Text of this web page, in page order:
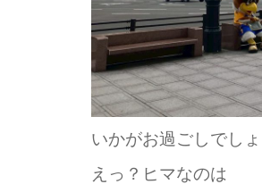
いかがお過ごしでしょ
えっ？ヒマなのは